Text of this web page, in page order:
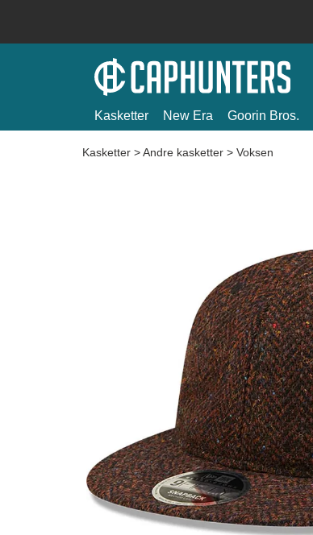
Kasketter New Era Goorin Bros.
Kasketter >Andre kasketter > Voksen